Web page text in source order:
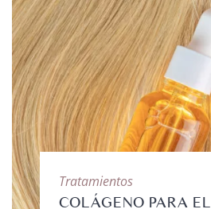
Tratamientos
COLÁGENO PARA